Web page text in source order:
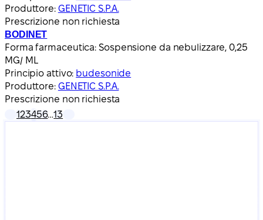
Produttore: GENETIC S.P.A.
Prescrizione non richiesta
BODINET
Forma farmaceutica: Sospensione da nebulizzare, 0,25
MG/ ML
Principio attivo: budesonide
Produttore: GENETIC S.P.A.
Prescrizione non richiesta
123456…13